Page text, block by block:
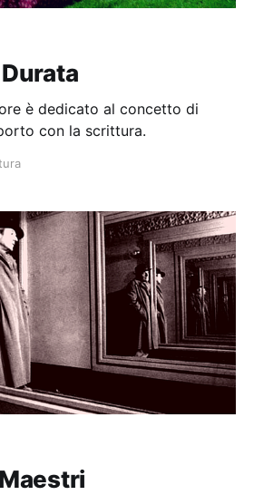
è dedicato al concetto di
con la scrittura.